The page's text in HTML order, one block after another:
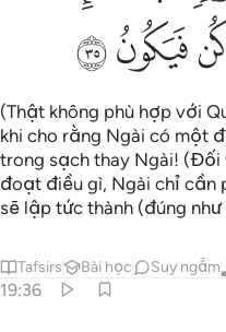
ﲻﲼ
(Thật không phù hợp với
khi cho rằng Ngài có một
trong sạch thay Ngài!
đoạt điều gì, Ngài chỉ cần
sẽ lập tức thành (đúng
Tafsirs Bài học Suy ngẫm
19:36